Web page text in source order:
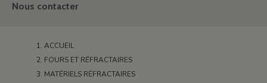
Nous contacter
ACCUEIL
FOURS ET RÉFRACTAIRES
MATÉRIELS RÉFRACTAIRES